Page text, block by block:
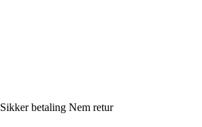
Sikker betaling Nem retur